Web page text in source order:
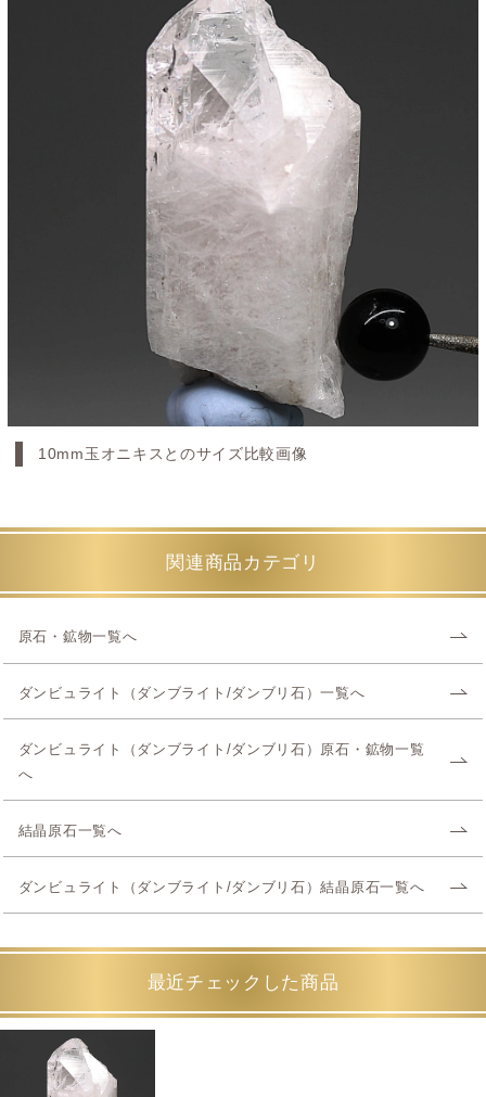
10mm玉オニキスとのサイズ比較画像
関連商品カテゴリ
原石・鉱物一覧へ
ダンビュライト（ダンブライト/ダンブリ石）一覧へ
ダンビュライト（ダンブライト/ダンブリ石）原石・鉱物一覧
へ
結晶原石一覧へ
ダンビュライト（ダンブライト/ダンブリ石）結晶原石一覧へ
最近チェックした商品